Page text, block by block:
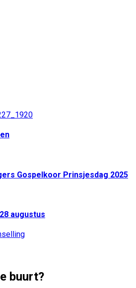
Gospelkoor Prinsjesdag 2025
augustus
buurt?